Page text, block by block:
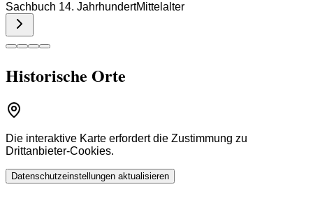
Sachbuch 14. JahrhundertMittelalter
Historische Orte
Die interaktive Karte erfordert die Zustimmung zu
Drittanbieter-Cookies.
Datenschutzeinstellungen aktualisieren